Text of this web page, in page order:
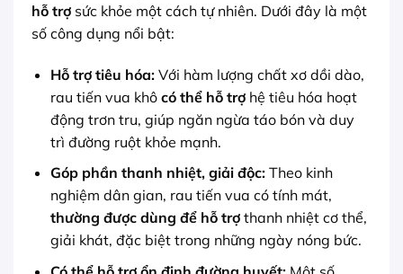
hỗ trợ sức khỏe một cách tự nhiên. Dưới đây là một
số công dụng nổi bật:
Hỗ trợ tiêu hóa:Với hàm lượng chất xơ dồi dào,
rau tiến vua khô có thể hỗ trợhệ tiêu hóa hoạt
động trơn tru, giúp ngăn ngừa táo bón và duy
trì đường ruột khỏe mạnh.
Góp phần thanh nhiệt, giải độc:Theo kinh
nghiệm dân gian, rau tiến vua có tính mát,
thường được dùng để hỗ trợthanh nhiệt cơ thể,
giải khát, đặc biệt trong những ngày nóng bức.